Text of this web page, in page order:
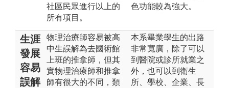
社區民眾進行以上的
所有項目。
色功能較為強大。
生涯
發展
容易
誤解
物理治療師容易被高
中生誤解為去國術館
上班的推拿師，但其
實物理治療師和推拿
師有很大的不同，類
本系畢業學生的出路
非常寬廣，除了可以
到醫院或診所就業之
外，也可以到衛生
所、學校、企業、長